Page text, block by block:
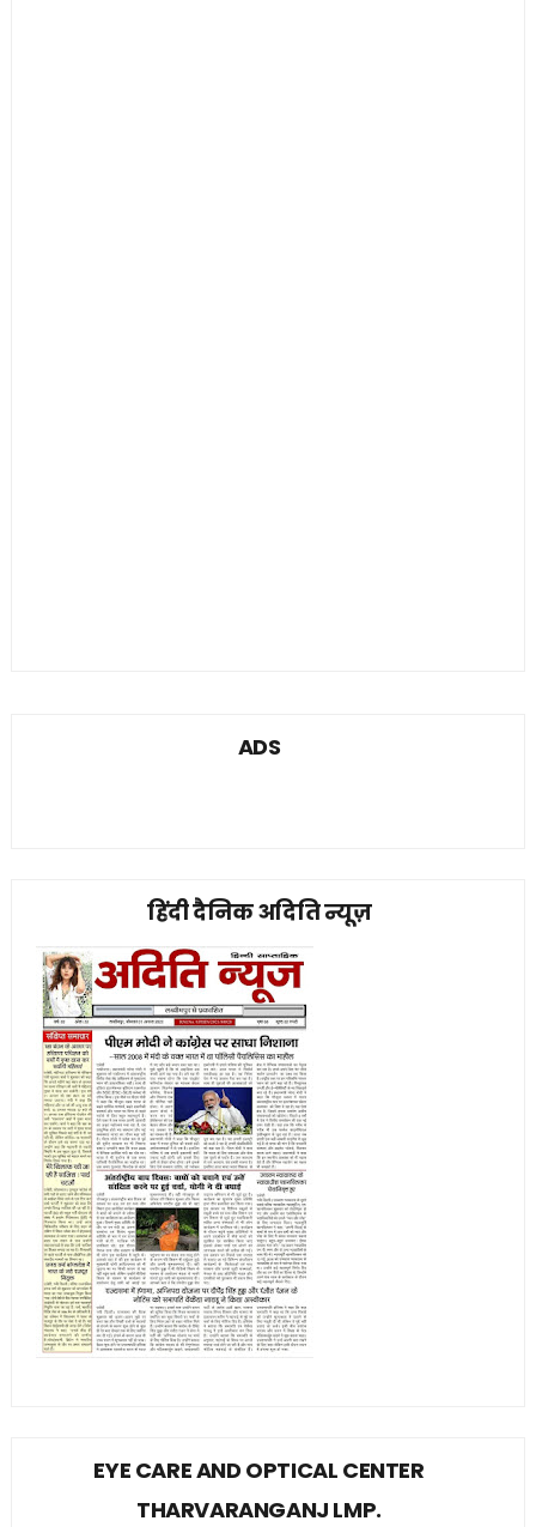
ADS
हिंदी दैनिक अदिति न्यूज़
EYE CARE AND OPTICAL CENTER
THARVARANGANJ LMP.